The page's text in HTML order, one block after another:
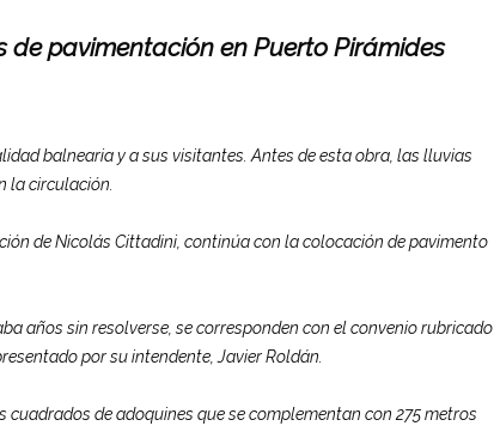
pavimentación en Puerto Pirámides
balnearia y a sus visitantes. Antes de esta obra, las lluvias
la circulación.
de Nicolás Cittadini, continúa con la colocación de pavimento
años sin resolverse, se corresponden con el convenio rubricado
por su intendente, Javier Roldán.
de adoquines que se complementan con 275 metros